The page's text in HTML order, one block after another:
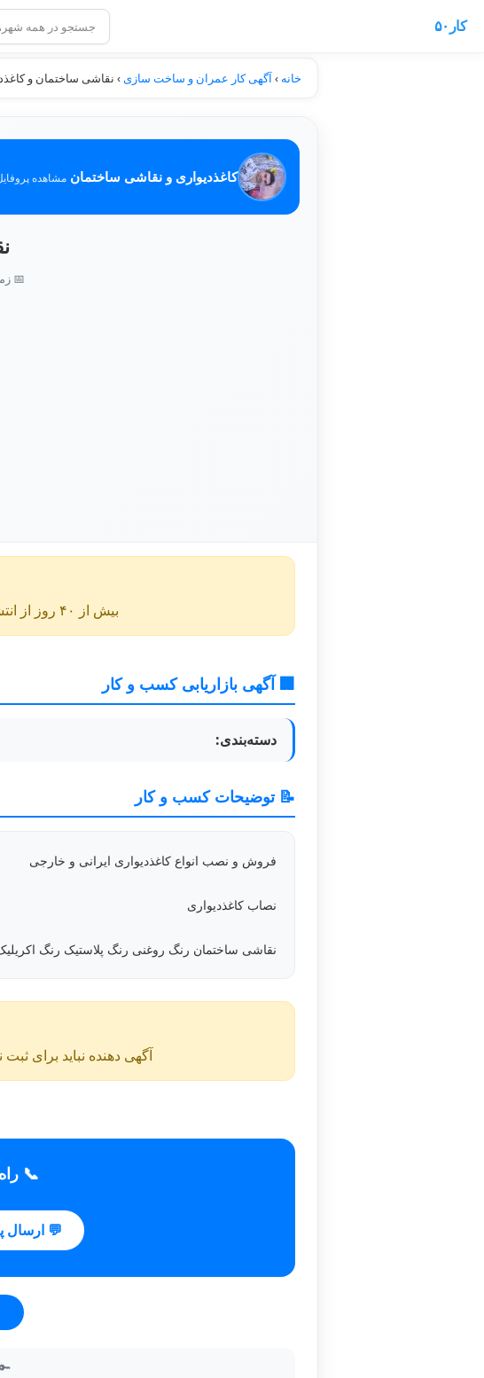
کار۵۰
خانه ›آگهی کار عمران و ساخت سازی› نقاشی ساختمان و
کاغذدیواری و نقاشی ساختمان مشاهده
📅
بیش از ۴۰ روز از انتشار این آگهی گذشته و ممکن است اطلاعات آن به‌روز نباشد.
🏢 آگهی بازاریابی کسب و کار
دسته‌بندی:
📝 توضیحات کسب و کار
فروش و نصب انواع کاغذدیواری ایرانی و خارجی
نصاب کاغذدیواری
نقاشی ساختمان رنگ روغنی رنگ پلاستیک رنگ
آگهی دهنده نباید برای
📞
💬 ارسال
🔑 کد